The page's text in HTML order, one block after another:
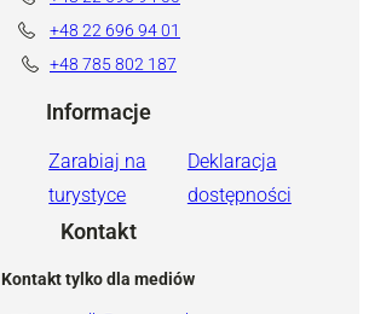
+48 22 696 94 01
+48 785 802 187
Informacje
Zarabiaj na
turystyce
Deklaracja
dostępności
Kontakt
Kontakt tylko dla mediów